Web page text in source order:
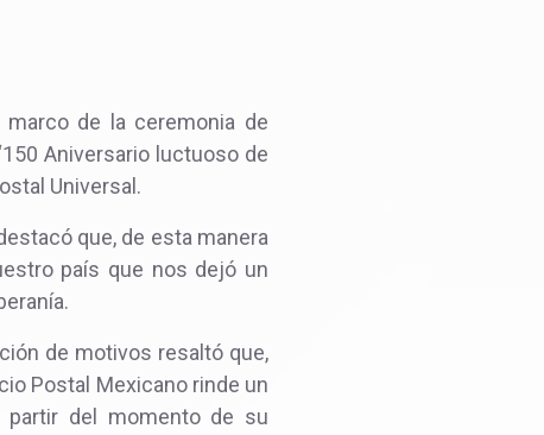
de la ceremonia de
Aniversario luctuoso de
Universal.
que, de esta manera
país que nos dejó un
de motivos resaltó que,
Postal Mexicano rinde un
del momento de su